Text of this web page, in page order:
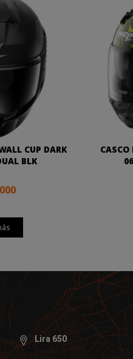
CUP DARK
BLK
Lira 650